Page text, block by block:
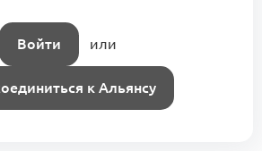
тестовые форматы
Войти или
к Альянсу